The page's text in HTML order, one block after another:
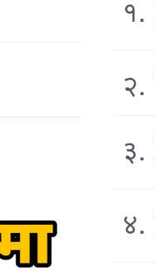
१.
२.
३.
४.